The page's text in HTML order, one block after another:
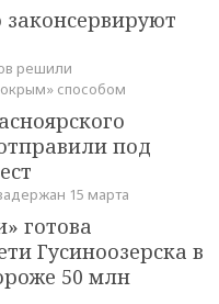
решили
способом
под
15 марта
готова
Гусиноозерска в
50 млн